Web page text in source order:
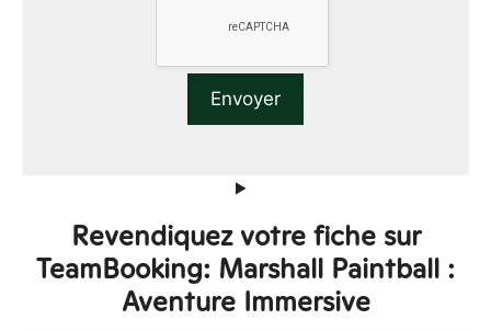
Revendiquez votre fiche sur
TeamBooking: Marshall Paintball :
Aventure Immersive